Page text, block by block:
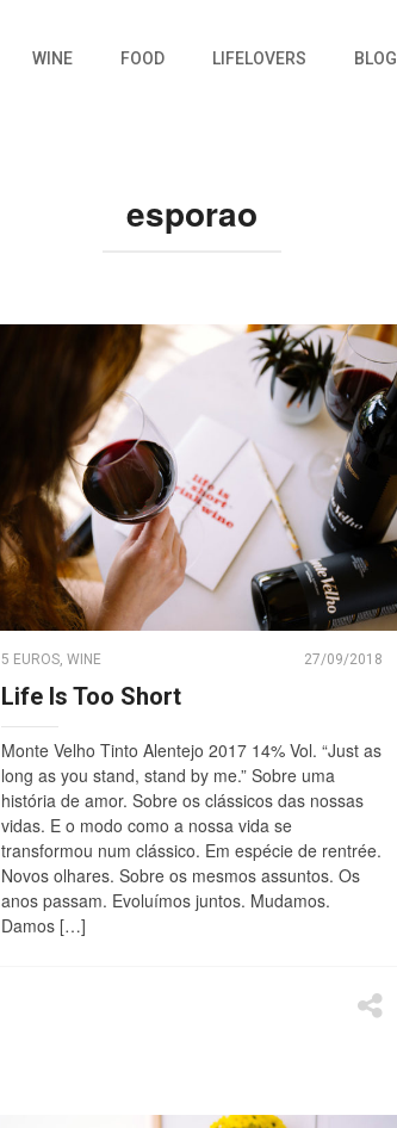
WINE FOOD LIFELOVERS BLOG
esporao
5 EUROS, WINE 27/09/2018
Life Is Too Short
Monte Velho Tinto Alentejo 2017 14% Vol. “Just as
long as you stand, stand by me.” Sobre uma
história de amor. Sobre os clássicos das nossas
vidas. E o modo como a nossa vida se
transformou num clássico. Em espécie de rentrée.
Novos olhares. Sobre os mesmos assuntos. Os
anos passam. Evoluímos juntos. Mudamos.
Damos […]